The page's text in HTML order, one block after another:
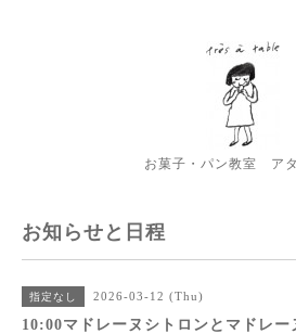
お菓子・パン教室 ア
お知らせと日程
指定なし 2026-03-12 (Thu)
10:00マドレーヌシトロンとマドレ